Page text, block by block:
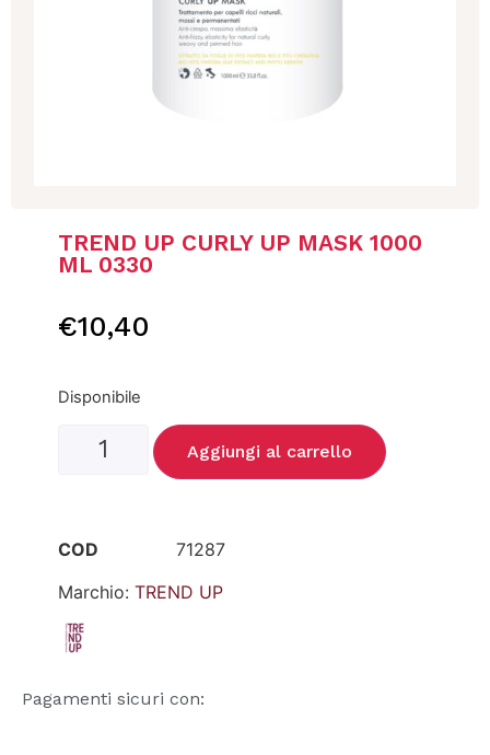
TREND UP CURLY UP MASK 1000
ML 0330
€10,40
Disponibile
Aggiungi al carrello
COD
71287
Marchio: TREND UP
Pagamenti sicuri con: